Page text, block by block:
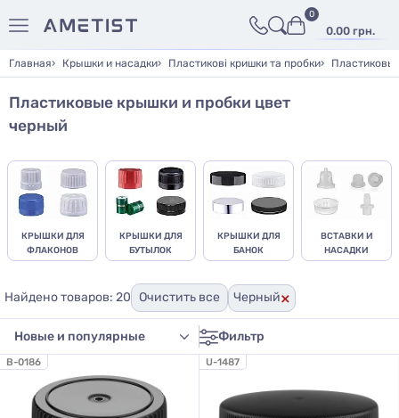
0.00 грн.
0
Главная Крышки и насадки Пластикові кришки та пробки
Пластиковые крышки и пробки цвет
черный
КРЫШКИ ДЛЯ
ФЛАКОНОВ
КРЫШКИ ДЛЯ
БУТЫЛОК
КРЫШКИ ДЛЯ
БАНОК
ВСТАВКИ И
НАСАДКИ
Найдено товаров: 20 Очистить все Черный×
Фильтр
B-0186 U-1487